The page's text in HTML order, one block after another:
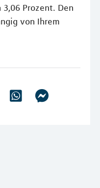
Prozent. Den
von Ihrem